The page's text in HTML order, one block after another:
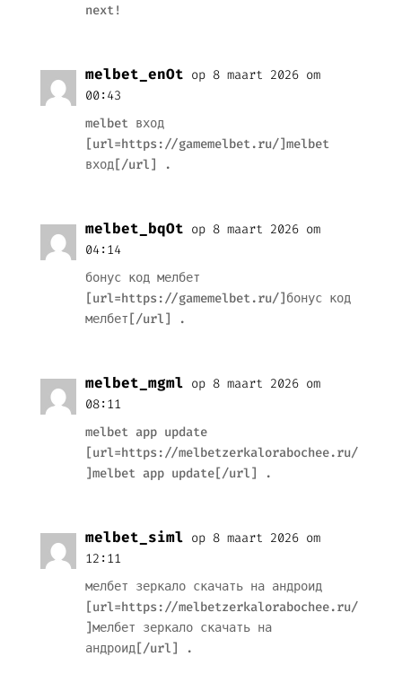
next!
melbet_enOt op 8 maart 2026 om
00:43
melbet вход
[url=https://gamemelbet.ru/]melbet
вход[/url] .
melbet_bqOt op 8 maart 2026 om
04:14
бонус код мелбет
[url=https://gamemelbet.ru/]бонус код
мелбет[/url] .
melbet_mgml op 8 maart 2026 om
08:11
melbet app update
[url=https://melbetzerkalorabochee.ru/
]melbet app update[/url] .
melbet_siml op 8 maart 2026 om
12:11
мелбет зеркало скачать на андроид
[url=https://melbetzerkalorabochee.ru/
]мелбет зеркало скачать на
андроид[/url] .